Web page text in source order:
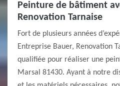
Peinture de bâtiment
Renovation Tarnaise
Fort de plusieurs années
Entreprise Bauer, Renovation
qualifiée pour réaliser une
Marsal 81430. Ayant à notre